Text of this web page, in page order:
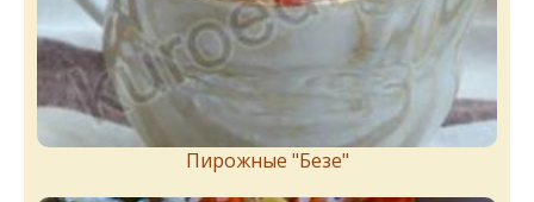
Пирожныe "Бeзe"